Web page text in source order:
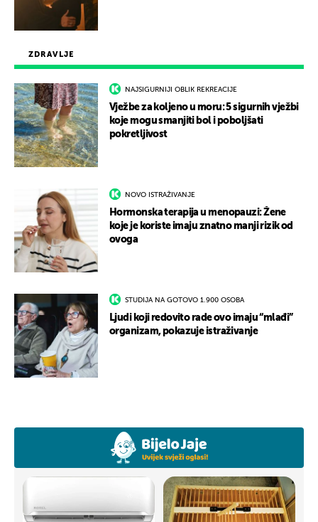
ZDRAVLJE
NAJSIGURNIJI OBLIK REKREACIJE
Vježbe za koljeno u moru: 5 sigurnih vježbi
koje mogu smanjiti bol i poboljšati
pokretljivost
NOVO ISTRAŽIVANJE
Hormonska terapija u menopauzi: Žene
koje je koriste imaju znatno manji rizik od
ovoga
STUDIJA NA GOTOVO 1.900 OSOBA
Ljudi koji redovito rade ovo imaju “mlađi”
organizam, pokazuje istraživanje